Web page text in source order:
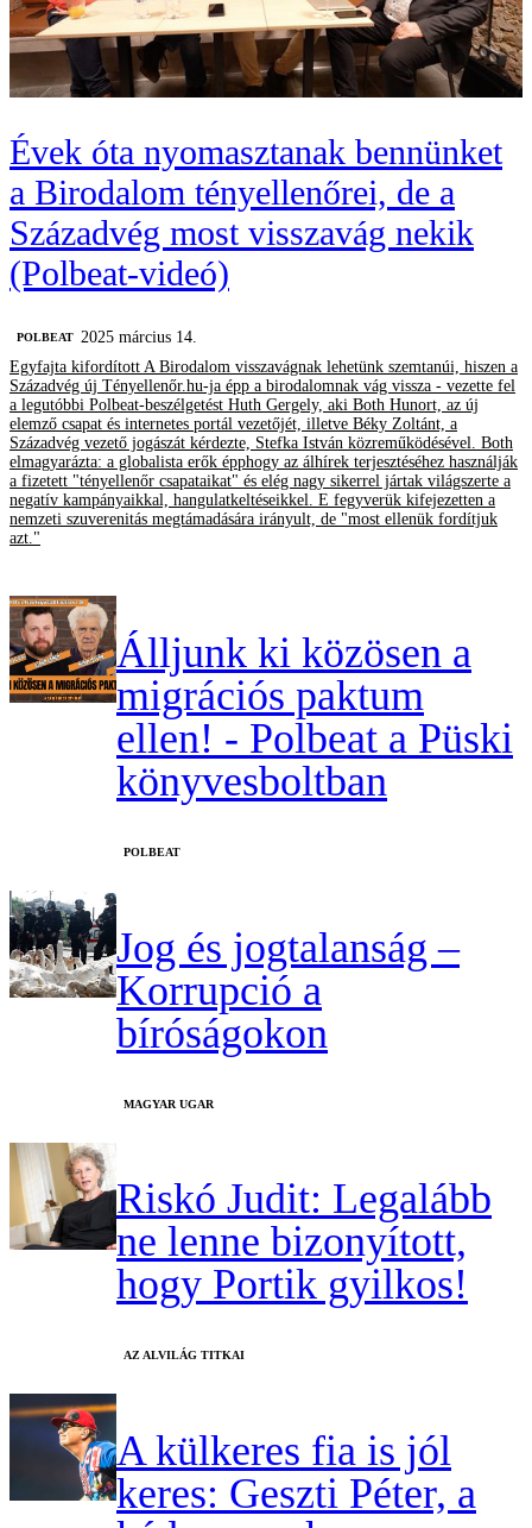
Évek óta nyomasztanak bennünket
a Birodalom tényellenőrei, de a
Századvég most visszavág nekik
(Polbeat-videó)
‎POLBEAT 2025 március 14.
Egyfajta kifordított A Birodalom visszavágnak lehetünk szemtanúi, hiszen a
Századvég új Tényellenőr.hu-ja épp a birodalomnak vág vissza - vezette fel
a legutóbbi Polbeat-beszélgetést Huth Gergely, aki Both Hunort, az új
elemző csapat és internetes portál vezetőjét, illetve Béky Zoltánt, a
Századvég vezető jogászát kérdezte, Stefka István közreműködésével. Both
elmagyarázta: a globalista erők épphogy az álhírek terjesztéséhez használják
a fizetett "tényellenőr csapataikat" és elég nagy sikerrel jártak világszerte a
negatív kampányaikkal, hangulatkeltéseikkel. E fegyverük kifejezetten a
nemzeti szuverenitás megtámadására irányult, de "most ellenük fordítjuk
azt."
Álljunk ki közösen a
migrációs paktum
ellen! - Polbeat a Püski
könyvesboltban
‎POLBEAT
Jog és jogtalanság –
Korrupció a
bíróságokon
MAGYAR UGAR
Riskó Judit: Legalább
ne lenne bizonyított,
hogy Portik gyilkos!
AZ ALVILÁG TITKAI
A külkeres fia is jól
keres: Geszti Péter, a